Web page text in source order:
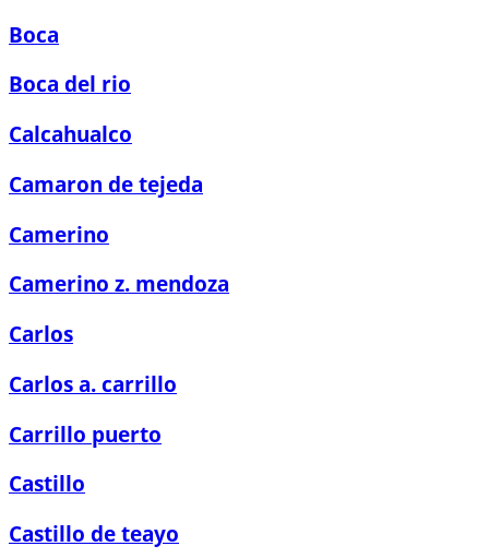
Boca
Boca del rio
Calcahualco
Camaron de tejeda
Camerino
Camerino z. mendoza
Carlos
Carlos a. carrillo
Carrillo puerto
Castillo
Castillo de teayo